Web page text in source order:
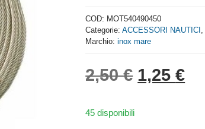
out
of
5
COD: MOT540490450
Categorie:ACCESSORI NAUTICI ,
Marchio:inox mare
2,50€ Il
1,25€Il
45 disponibili